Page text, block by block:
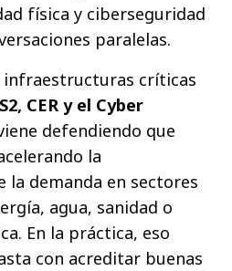
física y ciberseguridad
paralelas.
infraestructuras críticas
CER y el Cyber
defendiendo que
la
la demanda en sectores
agua, sanidad o
En la práctica, eso
con acreditar buenas